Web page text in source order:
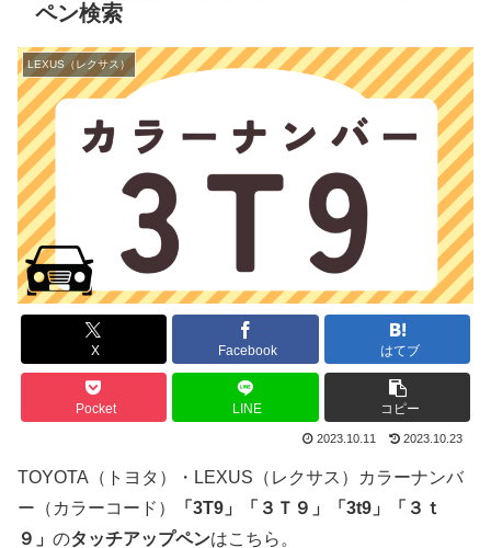
ペン検索
LEXUS（レクサス）
X Facebook はてブ
Pocket LINE コピー
2023.10.11 2023.10.23
TOYOTA（トヨタ）・LEXUS（レクサス）カラーナンバ
ー（カラーコード）
「3T9」 「 ３Ｔ９ 」
「3t9」「３ｔ
９」 のタッチアップペンはこちら。